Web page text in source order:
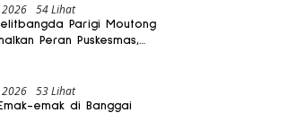
2026 54 Lihat
Parigi Moutong
Peran Puskesmas,
2026 53 Lihat
emak di Banggai